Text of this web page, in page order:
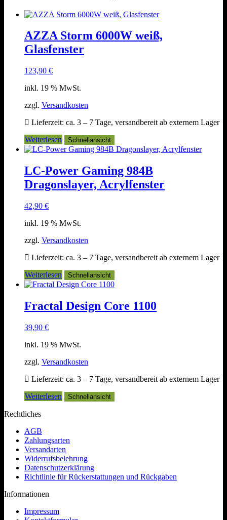
AZZA Storm 6000W weiß,
Glasfenster
123,90 €
inkl. 19 % MwSt.
zzgl. Versandkosten
Lieferzeit: ca. 3 – 7 Tage, versandbereit ab externem Lager
Weiterlesen
Schnellansicht
LC-Power Gaming 984B
Dragonslayer, Acrylfenster
42,90 €
inkl. 19 % MwSt.
zzgl. Versandkosten
Lieferzeit: ca. 3 – 7 Tage, versandbereit ab externem Lager
Weiterlesen
Schnellansicht
Fractal Design Core 1100
39,90 €
inkl. 19 % MwSt.
zzgl. Versandkosten
Lieferzeit: ca. 3 – 7 Tage, versandbereit ab externem Lager
Weiterlesen
Schnellansicht
Rechtliches
AGB
Zahlungsarten
Versandarten
Widerrufsbelehrung
Datenschutzerklärung
Richtlinie für Rückerstattungen und Rückgaben
Informationen
Impressum